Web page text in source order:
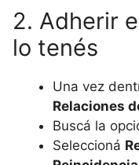
2. Adherir
lo tenés
Una vez
Relaciones
Buscá la
Seleccioná